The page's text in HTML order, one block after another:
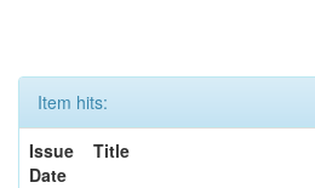
Item hits:
Issue
Date
Title